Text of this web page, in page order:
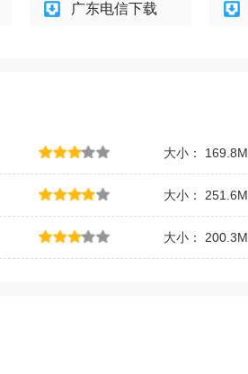
广东电信下载
大小： 169.8M
大小： 251.6M
大小： 200.3M